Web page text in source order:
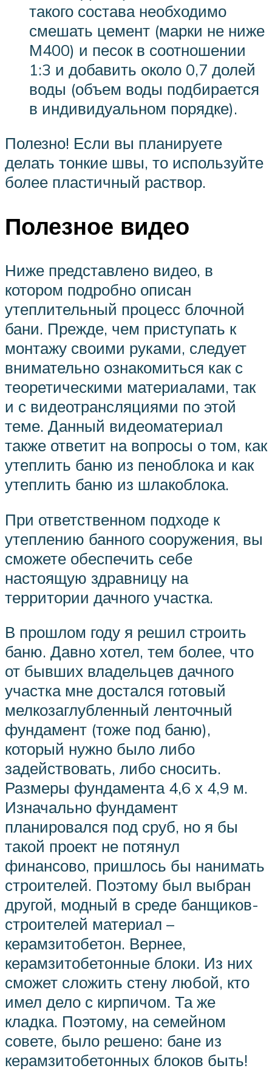
такого состава необходимо
смешать цемент (марки не ниже
М400) и песок в соотношении
1:3 и добавить около 0,7 долей
воды (объем воды подбирается
в индивидуальном порядке).
Полезно! Если вы планируете
делать тонкие швы, то используйте
более пластичный раствор.
Полезное видео
Ниже представлено видео, в
котором подробно описан
утеплительный процесс блочной
бани. Прежде, чем приступать к
монтажу своими руками, следует
внимательно ознакомиться как с
теоретическими материалами, так
и с видеотрансляциями по этой
теме. Данный видеоматериал
также ответит на вопросы о том, как
утеплить баню из пеноблока и как
утеплить баню из шлакоблока.
При ответственном подходе к
утеплению банного сооружения, вы
сможете обеспечить себе
настоящую здравницу на
территории дачного участка.
В прошлом году я решил строить
баню. Давно хотел, тем более, что
от бывших владельцев дачного
участка мне достался готовый
мелкозаглубленный ленточный
фундамент (тоже под баню),
который нужно было либо
задействовать, либо сносить.
Размеры фундамента 4,6 х 4,9 м.
Изначально фундамент
планировался под сруб, но я бы
такой проект не потянул
финансово, пришлось бы нанимать
строителей. Поэтому был выбран
другой, модный в среде банщиков-
строителей материал –
керамзитобетон. Вернее,
керамзитобетонные блоки. Из них
сможет сложить стену любой, кто
имел дело с кирпичом. Та же
кладка. Поэтому, на семейном
совете, было решено: бане из
керамзитобетонных блоков быть!